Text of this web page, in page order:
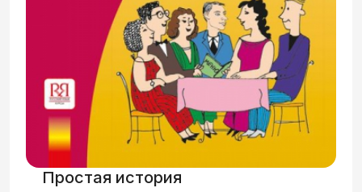
транспорт, аренда квартиры и другие.
Простая история